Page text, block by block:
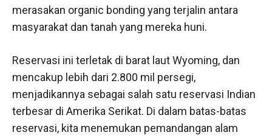
merasakan organic bonding yang terjalin antara
masyarakat dan tanah yang mereka huni.
Reservasi ini terletak di barat laut Wyoming, dan
mencakup lebih dari 2.800 mil persegi,
menjadikannya sebagai salah satu reservasi Indian
terbesar di Amerika Serikat. Di dalam batas-batas
reservasi, kita menemukan pemandangan alam